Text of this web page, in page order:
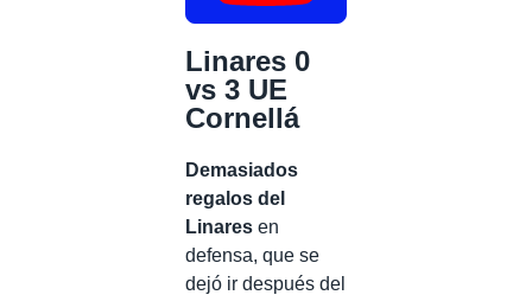
Linares 0
vs 3 UE
Cornellá
Demasiados
regalos del
Linares en
defensa, que se
dejó ir después del